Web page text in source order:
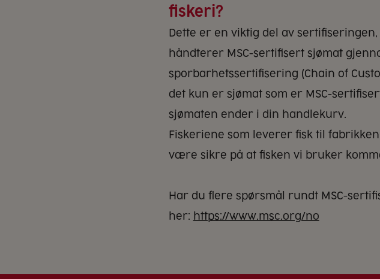
fiskeri?
Dette er en viktig del av
håndterer MSC-sertifisert sjømat
sporbarhetssertifisering (Chain of
det kun er sjømat som er MSC-
sjømaten ender i din handlekurv.
Fiskeriene som leverer fisk til
være sikre på at fisken vi bruker
Har du flere spørsmål rundt MSC-
her: https://www.msc.org/no